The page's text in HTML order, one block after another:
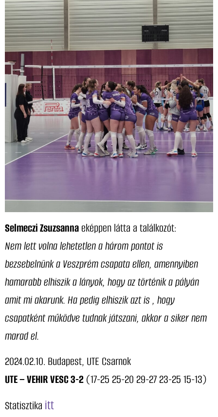
Selmeczi Zsuzsannaeképpen látta a találkozót:
Nem lett volna lehetetlen a három pontot is
bezsebelnünk a Veszprém csapata ellen, amennyiben
hamarabb elhiszik a lányok, hogy az történik a pályán
amit mi akarunk. Ha pedig elhiszik azt is , hogy
csapatként működve tudnak játszani, akkor a siker nem
marad el.
2024.02.10. Budapest, UTE Csarnok
UTE – VEHIR VESC 3-2(17-25 25-20 29-27 23-25 15-13)
Statisztika itt